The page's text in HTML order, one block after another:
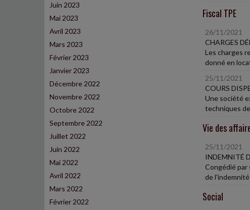
Juin 2023
Mai 2023
Avril 2023
Mars 2023
Février 2023
Janvier 2023
Décembre 2022
Novembre 2022
Octobre 2022
Septembre 2022
Juillet 2022
Juin 2022
Mai 2022
Avril 2022
Mars 2022
Février 2022
Fiscal TPE
26/11/2021
CHARGES
Les charges
donné en
25/11/2021
COURS
Une société
techniques
Vie des
25/11/2021
INDEMNITÉ
Congédié par
de
Social